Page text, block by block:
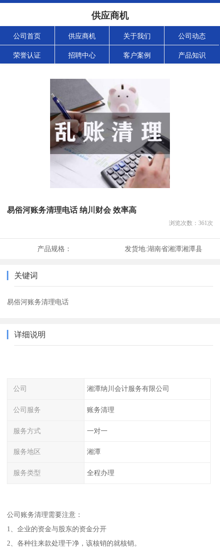
供应商机
公司首页 供应商机 关于我们 公司动态
荣誉认证 招聘中心 客户案例 产品知识
易俗河账务清理电话 纳川财会 效率高
浏览次数： 361次
产品规格： 发货地:湖南省湘潭湘潭县
关键词
易俗河账务清理电话
详细说明
公司 湘潭纳川会计服务有限公司
公司服务 账务清理
服务方式 一对一
服务地区 湘潭
服务类型 全程办理
公司账务清理需要注意：
1、企业的资金与股东的资金分开
2、各种往来款处理干净，该核销的就核销。